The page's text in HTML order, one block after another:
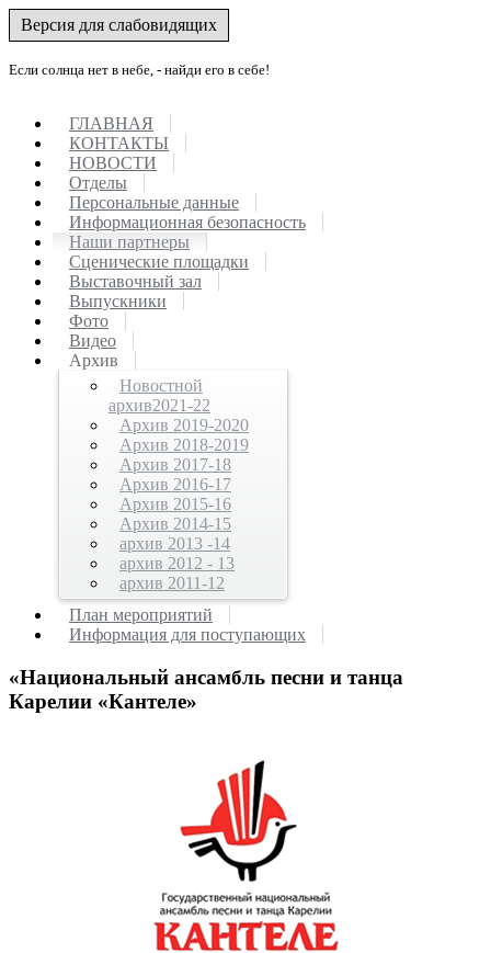
Версия для слабовидящих
Если солнца нет в небе, - найди его в себе!
ГЛАВНАЯ
КОНТАКТЫ
НОВОСТИ
Отделы
Персональные данные
Информационная безопасность
Наши партнеры
Сценические площадки
Выставочный зал
Выпускники
Фото
Видео
Архив
Новостной
архив2021-22
Архив 2019-2020
Архив 2018-2019
Архив 2017-18
Архив 2016-17
Архив 2015-16
Архив 2014-15
архив 2013 -14
архив 2012 - 13
архив 2011-12
План мероприятий
Информация для поступающих
«Национальный ансамбль песни и танца
Карелии «Кантеле»